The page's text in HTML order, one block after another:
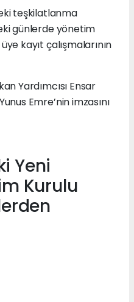
teşkilatlanma
günlerde yönetim
kayıt çalışmalarının
Yardımcısı Ensar
Emre’nin imzasını
Yeni
Kurulu